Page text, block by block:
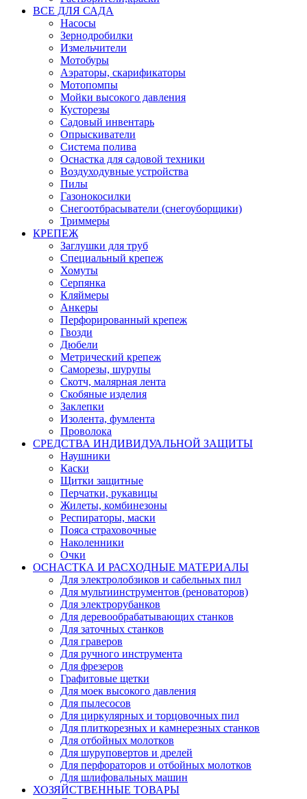
ВСЕ ДЛЯ САДА
Насосы
Зернодробилки
Измельчители
Мотобуры
Аэраторы, скарификаторы
Мотопомпы
Мойки высокого давления
Кусторезы
Садовый инвентарь
Опрыскиватели
Система полива
Оснастка для садовой техники
Воздуходувные устройства
Пилы
Газонокосилки
Снегоотбрасыватели (снегоуборщики)
Триммеры
КРЕПЕЖ
Заглушки для труб
Специальный крепеж
Хомуты
Серпянка
Кляймеры
Анкеры
Перфорированный крепеж
Гвозди
Дюбели
Метрический крепеж
Саморезы, шурупы
Скотч, малярная лента
Скобяные изделия
Заклепки
Изолента, фумлента
Проволока
СРЕДСТВА ИНДИВИДУАЛЬНОЙ ЗАЩИТЫ
Наушники
Каски
Щитки защитные
Перчатки, рукавицы
Жилеты, комбинезоны
Респираторы, маски
Пояса страховочные
Наколенники
Очки
ОСНАСТКА И РАСХОДНЫЕ МАТЕРИАЛЫ
Для электролобзиков и сабельных пил
Для мультиинструментов (реноваторов)
Для электрорубанков
Для деревообрабатывающих станков
Для заточных станков
Для граверов
Для ручного инструмента
Для фрезеров
Графитовые щетки
Для моек высокого давления
Для пылесосов
Для циркулярных и торцовочных пил
Для плиткорезных и камнерезных станков
Для отбойных молотков
Для шуруповертов и дрелей
Для перфораторов и отбойных молотков
Для шлифовальных машин
ХОЗЯЙСТВЕННЫЕ ТОВАРЫ